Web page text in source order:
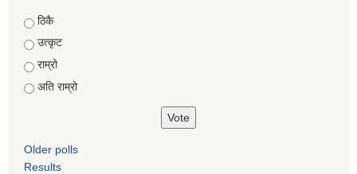
Choices
ठिकै
उत्कृट
राम्रो
अति राम्रो
Older polls
Results